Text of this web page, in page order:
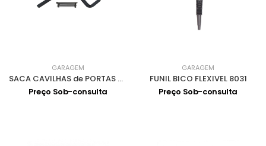
GARAGEM
SACA CAVILHAS de PORTAS 4179
Preço Sob-consulta
GARAGEM
FUNIL BICO FLEXIVEL 8031
Preço Sob-consulta